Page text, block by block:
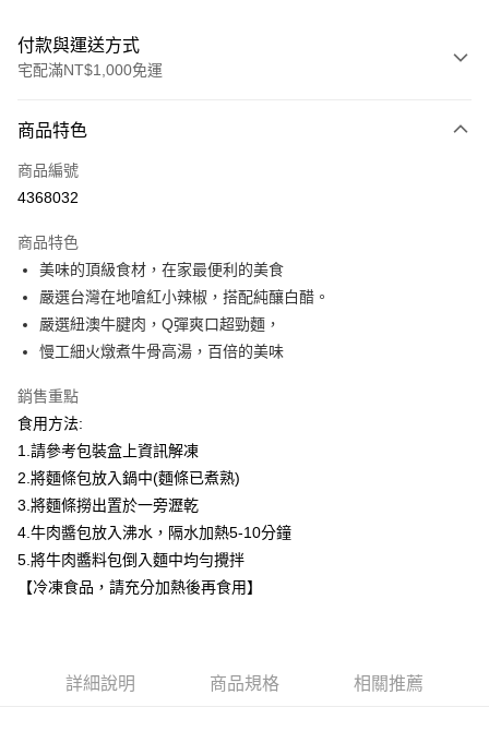
付款與運送方式
宅配滿NT$1,000免運
信用卡一次付款
LINE Pay
街口支付
悠遊付
ATM付款
運送方式
冷凍宅配
每筆NT$220，滿NT$1,000(含以上)免運費
商品特色
商品編號
4368032
商品特色
美味的頂級食材，在家最便利的美食
嚴選台灣在地嗆紅小辣椒，搭配純釀白醋。
嚴選紐澳牛腱肉，Q彈爽口超勁麵，
慢工細火燉煮牛骨高湯，百倍的美味
銷售重點
食用方法:
1.請參考包裝盒上資訊解凍
2.將麵條包放入鍋中(麵條已煮熟)
3.將麵條撈出置於一旁瀝乾
4.牛肉醬包放入沸水，隔水加熱5-10分鐘
5.將牛肉醬料包倒入麵中均勻攪拌
【冷凍食品，請充分加熱後再食用】
詳細說明 商品規格 相關推薦